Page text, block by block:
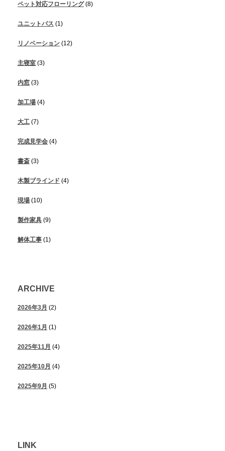
ペット対応フローリング(8)
ユニットバス (1)
リノベーション (12)
主寝室 (3)
内窓 (3)
加工場 (4)
大工 (7)
完成見学会 (4)
書斎 (3)
木製ブラインド (4)
現場 (10)
製作家具 (9)
解体工事 (1)
ARCHIVE
2026年3月 (2)
2026年1月 (1)
2025年11月 (4)
2025年10月 (4)
2025年9月 (5)
LINK